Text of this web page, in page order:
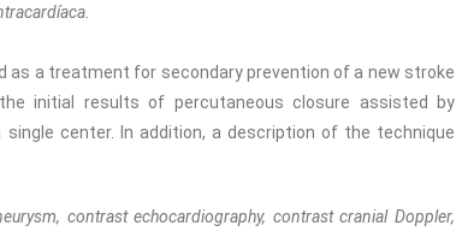
a treatment for secondary prevention of a new stroke
initial results of percutaneous closure assisted by
center. In addition, a description of the technique
contrast echocardiography, contrast cranial Doppler,